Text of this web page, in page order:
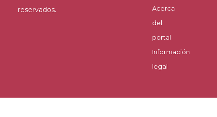
reservados.
Acerca
del
portal
Información
legal